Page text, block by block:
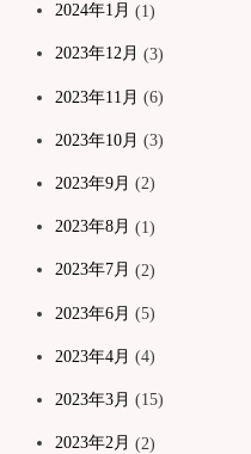
2024年1月 (1)
2023年12月 (3)
2023年11月 (6)
2023年10月 (3)
2023年9月 (2)
2023年8月 (1)
2023年7月 (2)
2023年6月 (5)
2023年4月 (4)
2023年3月 (15)
2023年2月 (2)